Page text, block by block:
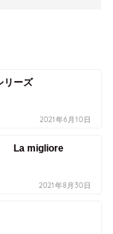
リーズ
2021年6月10日
』 La migliore
2021年8月30日